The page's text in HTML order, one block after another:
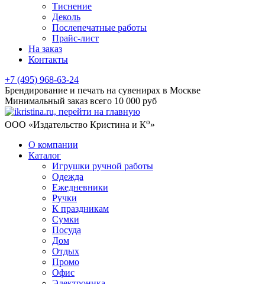
Тиснение
Деколь
Послепечатные работы
Прайс-лист
На заказ
Контакты
+7 (495) 968-63-24
Брендирование и печать на сувенирах в Москве
Минимальный заказ всего 10 000 руб
ООО «Издательство Кристина и Ко»
О компании
Каталог
Игрушки ручной работы
Одежда
Ежедневники
Ручки
К праздникам
Сумки
Посуда
Дом
Отдых
Промо
Офис